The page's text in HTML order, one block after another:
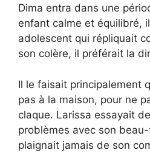
Dima entra dans une
enfant calme et équilibré,
adolescent qui répliquait
son colère, il préférait la
Il le faisait principalement
pas à la maison, pour ne
claque. Larissa essayait
problèmes avec son
plaignait jamais de son